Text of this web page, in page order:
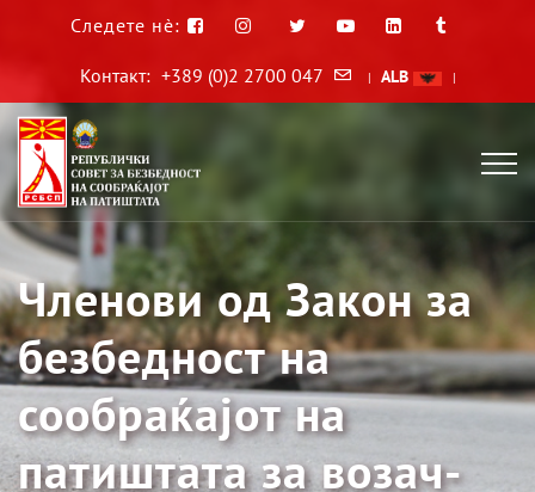
Следете нè:
Контакт: +389 (0)2 2700 047 | ALB |
Членови од Закон за
безбедност на
сообраќајот на
патиштата за возач-